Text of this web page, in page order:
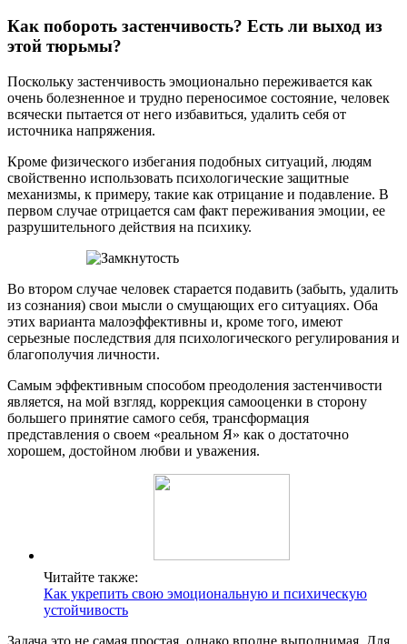
Как побороть застенчивость? Есть ли выход из
этой тюрьмы?
Поскольку застенчивость эмоционально переживается как
очень болезненное и трудно переносимое состояние, человек
всячески пытается от него избавиться, удалить себя от
источника напряжения.
Кроме физического избегания подобных ситуаций, людям
свойственно использовать психологические защитные
механизмы, к примеру, такие как отрицание и подавление. В
первом случае отрицается сам факт переживания эмоции, ее
разрушительного действия на психику.
Во втором случае человек старается подавить (забыть, удалить
из сознания) свои мысли о смущающих его ситуациях. Оба
этих варианта малоэффективны и, кроме того, имеют
серьезные последствия для психологического регулирования и
благополучия личности.
Самым эффективным способом преодоления застенчивости
является, на мой взгляд, коррекция самооценки в сторону
большего принятие самого себя, трансформация
представления о своем «реальном Я» как о достаточно
хорошем, достойном любви и уважения.
Читайте также:
Как укрепить свою эмоциональную и психическую
устойчивость